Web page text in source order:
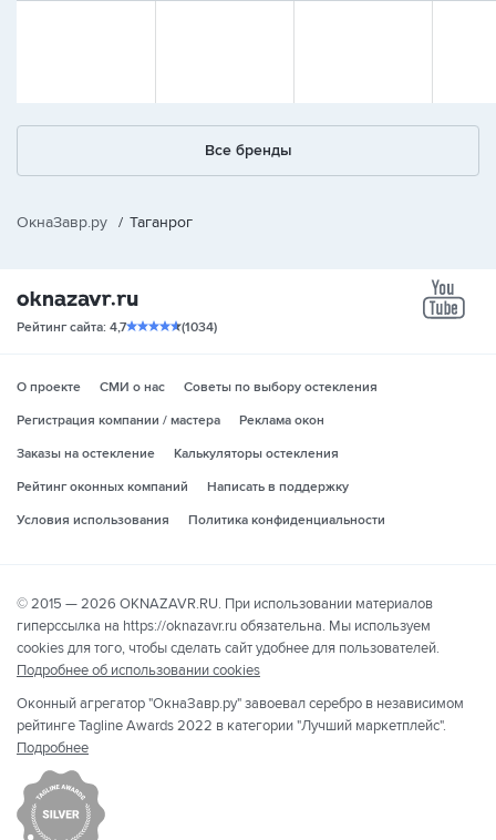
Все бренды
ОкнаЗавр.ру / Таганрог
Рейтинг сайта: 4,7 (1034)
О проекте СМИ о нас
Советы по выбору остекления
Регистрация компании / мастера
Реклама окон
Заказы на остекление
Калькуляторы остекления
Рейтинг оконных компаний
Написать в поддержку
Условия использования
Политика конфиденциальности
© 2015 — 2026 OKNAZAVR.RU. При использовании материалов
гиперссылка на https://oknazavr.ru обязательна. Мы используем
cookies для того, чтобы сделать сайт удобнее для пользователей.
Подробнее об использовании cookies
Оконный агрегатор "ОкнаЗавр.ру" завоевал серебро в независимом
рейтинге Tagline Awards 2022 в категории "Лучший маркетплейс".
Подробнее